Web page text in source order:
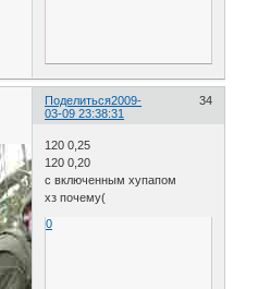
Поделиться 34
2009-
03-09 23:38:31
120 0,25
120 0,20
с включенным хупапом
хз почему(
0